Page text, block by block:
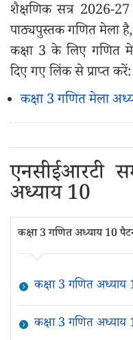
शैक्षणिक सत्र 2026-
पाठ्यपुस्तक गणित मेला है,
कक्षा 3 के लिए गणित
दिए गए लिंक से प्राप्त करें:
कक्षा 3 गणित मेला
एनसीईआरटी
अध्याय 10
कक्षा 3 गणित अध्याय 10
कक्षा 3 गणित अध्याय
कक्षा 3 गणित अध्याय